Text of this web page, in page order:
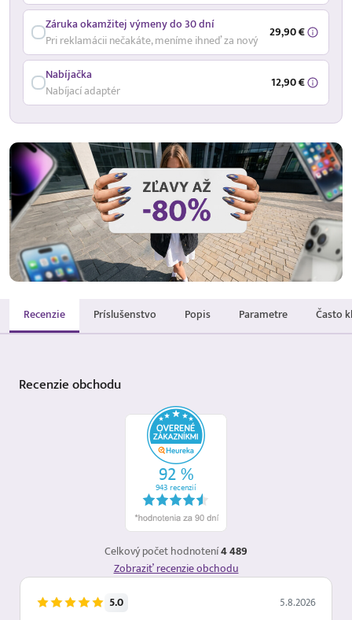
Záruka okamžitej výmeny do 30 dní
Pri reklamácii nečakáte, meníme ihneď za nový
29,90 €
Nabíjačka
Nabíjací adaptér
12,90 €
Recenzie Príslušenstvo Popis Parametre Často
Recenzieobchodu
Celkový počet hodnotení4 489
Zobraziť recenzie obchodu
5.0 5.8.2026